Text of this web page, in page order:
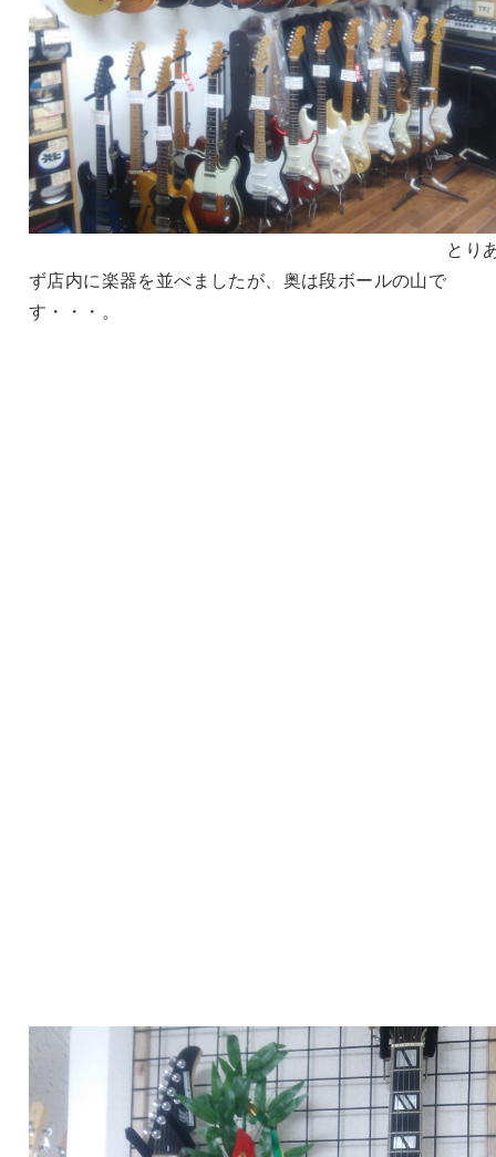
とりあ
ず店内に楽器を並べましたが、奥は段ボールの山で
す・・・。